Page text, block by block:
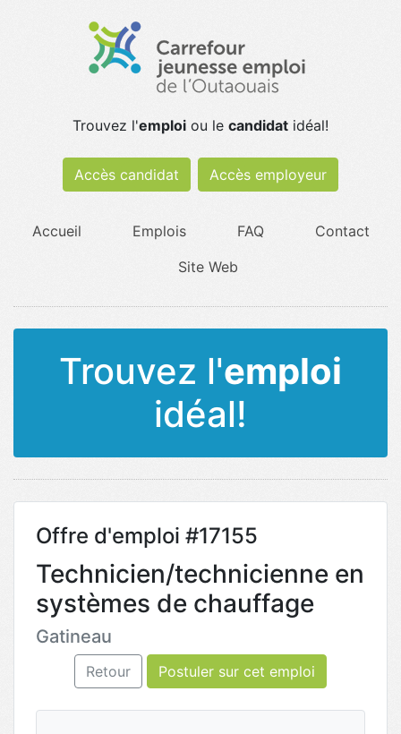
Trouvez l'emploi ou le candidat idéal!
Accès candidat Accès employeur
Accueil Emplois FAQ
Contact
Site Web
Trouvez l'emploi
idéal!
Offre d'emploi #17155
Technicien/technicienne en
systèmes de chauffage
Gatineau
Retour Postuler sur cet emploi